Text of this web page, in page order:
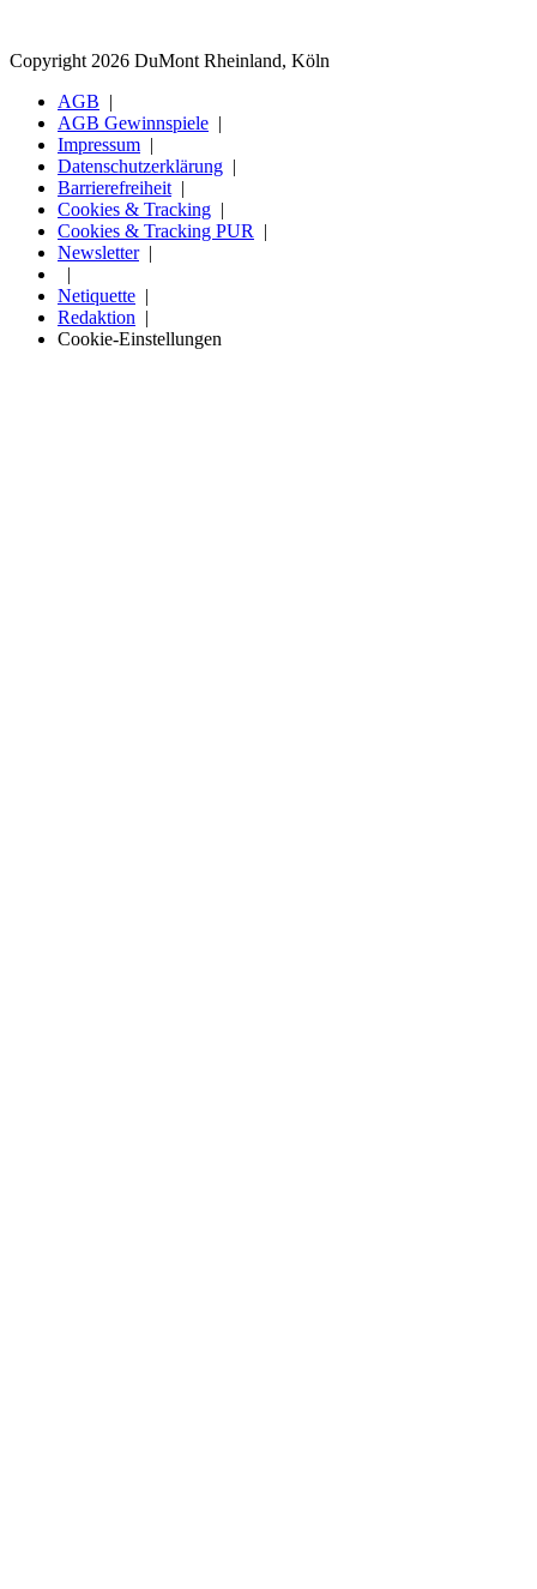
Copyright 2026 DuMont Rheinland, Köln
AGB
AGB Gewinnspiele
Impressum
Datenschutzerklärung
Barrierefreiheit
Cookies & Tracking
Cookies & Tracking PUR
Newsletter
Netiquette
Redaktion
Cookie-Einstellungen